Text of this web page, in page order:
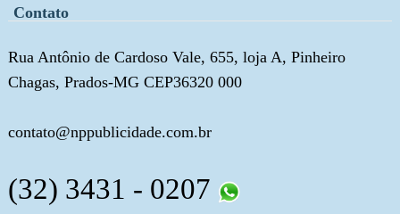
Contato
Rua Antônio de Cardoso Vale, 655, loja A, Pinheiro
Chagas, Prados-MG CEP36320 000
contato@nppublicidade.com.br
(32) 3431 - 0207